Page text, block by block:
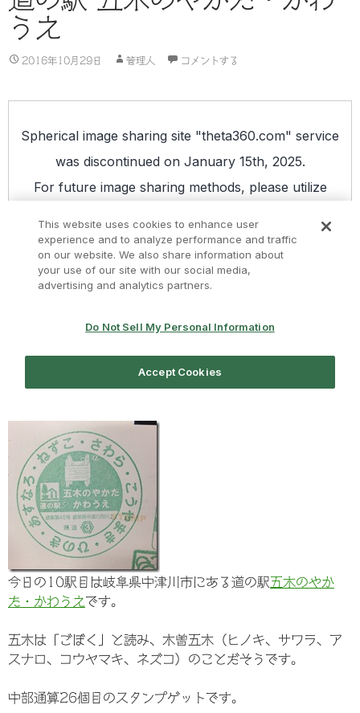
うえ
2016年10月29日 管理人 コメントする
今日の10駅目は岐阜県中津川市にある道の駅五木のやか
た・かわうえです。
五木は「ごぼく」と読み、木曽五木（ヒノキ、サワラ、ア
スナロ、コウヤマキ、ネズコ）のことだそうです。
中部通算26個目のスタンプゲットです。